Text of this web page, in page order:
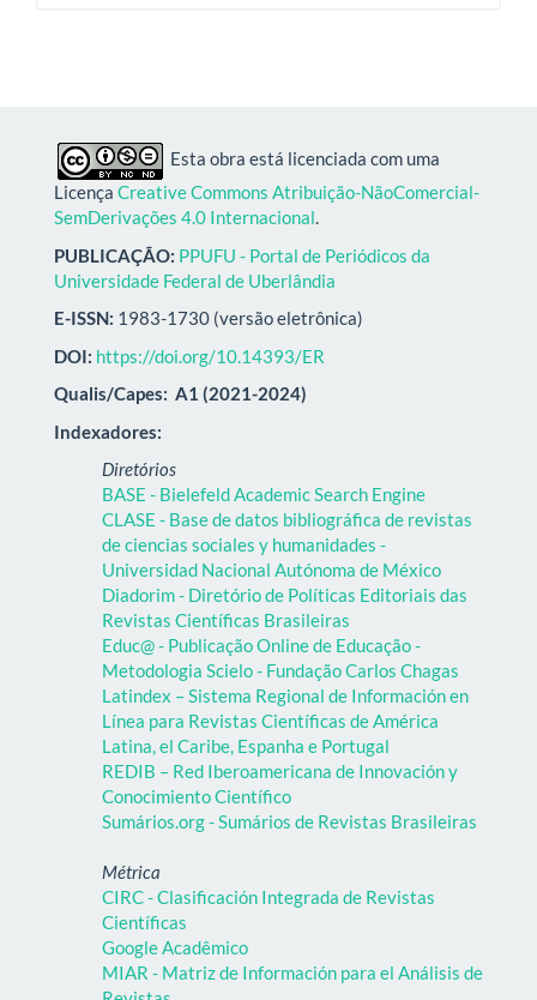
Esta obra está licenciada com uma
Licença Creative Commons Atribuição-NãoComercial-
SemDerivações 4.0 Internacional.
PUBLICAÇÃO: PPUFU - Portal de Periódicos da
Universidade Federal de Uberlândia
E-ISSN: 1983-1730 (versão eletrônica)
DOI: https://doi.org/10.14393/ER
Qualis/Capes: A1 (2021-2024)
Indexadores:
Diretórios
BASE - Bielefeld Academic Search Engine
CLASE - Base de datos bibliográfica de revistas
de ciencias sociales y humanidades -
Universidad Nacional Autónoma de México
Diadorim - Diretório de Políticas Editoriais das
Revistas Científicas Brasileiras
Educ@ - Publicação Online de Educação -
Metodologia Scielo - Fundação Carlos Chagas
Latindex – Sistema Regional de Información en
Línea para Revistas Científicas de América
Latina, el Caribe, Espanha e Portugal
REDIB – Red Iberoamericana de Innovación y
Conocimiento Científico
Sumários.org - Sumários de Revistas Brasileiras
Métrica
CIRC - Clasificación Integrada de Revistas
Científicas
Google Acadêmico
MIAR - Matriz de Información para el Análisis de